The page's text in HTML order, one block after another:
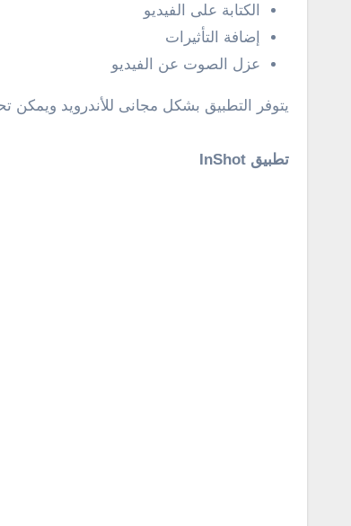
الكتابة على الفيديو
إضافة التأثيرات
عزل الصوت عن الفيديو
يتوفر التطبيق بشكل مجانى للأندرويد ويمكن
تطبيق InShot